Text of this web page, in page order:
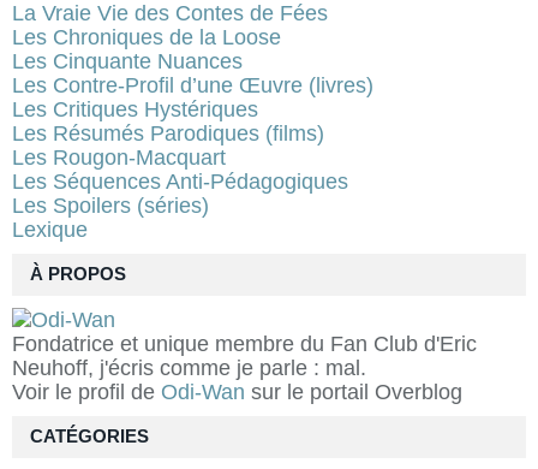
À PROPOS
Fondatrice et unique membre du Fan Club d'Eric
Neuhoff, j'écris comme je parle : mal.
Voir le profil de Odi-Wan sur le portail Overblog
La Vraie Vie des Contes de Fées
Les Chroniques de la Loose
Les Cinquante Nuances
Les Contre-Profil d’une Œuvre (livres)
Les Critiques Hystériques
Les Résumés Parodiques (films)
Les Rougon-Macquart
Les Séquences Anti-Pédagogiques
Les Spoilers (séries)
Lexique
CATÉGORIES